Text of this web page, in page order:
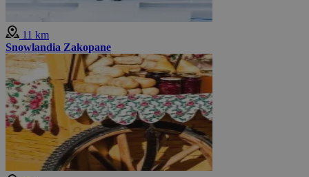
11 km
Snowlandia Zakopane